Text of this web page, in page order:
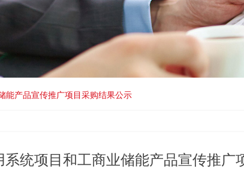
系统项目和工商业储能产品宣传推广
能产品宣传推广项目采购结果公示